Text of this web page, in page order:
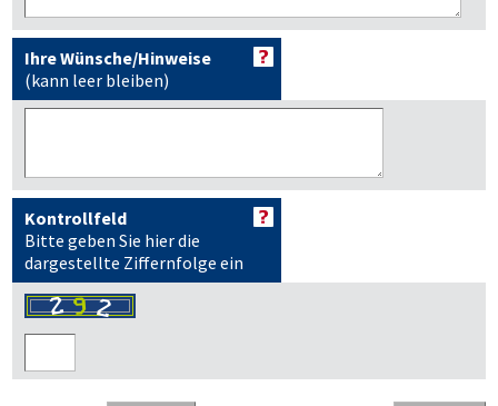
Ihre Wünsche/Hinweise
(kann leer bleiben)
Kontrollfeld
Bitte geben Sie hier die
dargestellte Ziffernfolge ein